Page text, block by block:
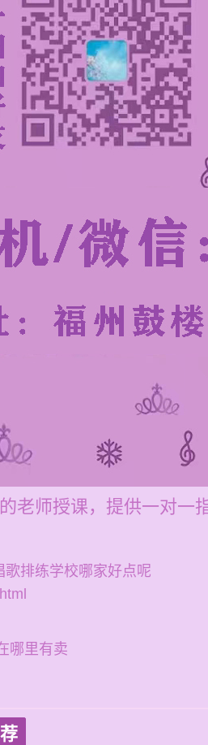
老师授课，提供一对一
歌排练学校哪家好点呢
哪里有卖